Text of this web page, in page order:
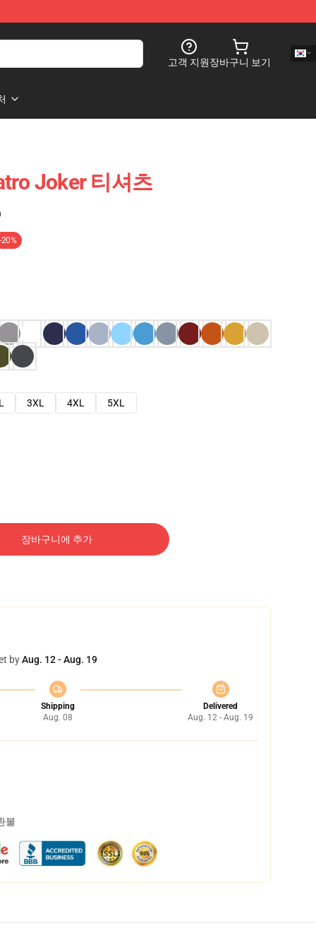
고객 지원장바구니 보기
Joker 티셔츠
-20%
3XL 4XL 5XL
장바구니에 추가
byAug. 12 - Aug. 19
Shipping
Aug. 08
Delivered
Aug. 12 - Aug. 19
불